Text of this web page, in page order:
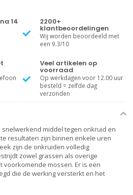
14 2200+
klantbeoordelingen
Wij worden beoordeeld met
een 9.3/10
Veel artikelen op
voorraad
Op werkdagen voor 12.00 uur
besteld = zelfde dag
verzonden
middel tegen onkruid en
resultaten zijn binnen enkele uren
zijn de onkruiden volledig
zowel grassen als overige
voorkomende mossen. Er is een
die de werking versterkt en het